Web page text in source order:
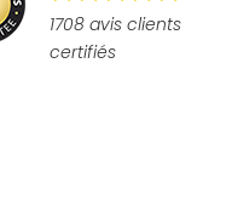
1708 avis clients
certifiés